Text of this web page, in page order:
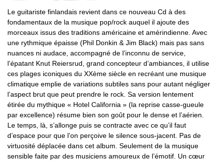
Le guitariste finlandais revient dans ce nouveau Cd à des
fondamentaux de la musique pop/rock auquel il ajoute des
morceaux issus des traditions américaine et amérindienne. Avec
une rythmique épaisse (Phil Donkin & Jim Black) mais pas sans
nuances ni audace, accompagné de l’inconnu de service,
l’épatant Knut Reiersrud, grand concepteur d’ambiances, il utilise
ces plages iconiques du XXème siècle en recréant une musique
climatique emplie de variations subtiles sans pour autant négliger
l’aspect brut que peut prendre le rock. Sa version lentement
étirée du mythique « Hotel California » (la reprise casse-gueule
par excellence) résume bien son goût pour le dense et l’aérien.
Le temps, là, s’allonge puis se contracte avec ce qu’il faut
d’espace pour que l’on perçoive le silence sous-jacent. Pas de
virtuosité déplacée dans cet album. Seulement de la musique
sensible faite par des musiciens amoureux de l’émotif. Un cœur